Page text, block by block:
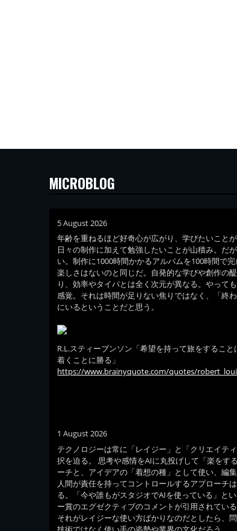
MICROBLOG
5 August 2026
年齢を重ねるほど好奇心が広がり、学びたいことが
日々の制作に加えて勉強したいことが山積み。だ
い。制作に1000時間かかるアルバムを100時間で
楽しさはないのと同じだ。自発的な学びや創作の
り、効率やタイパとは全く次元が異なる。やって
感覚。それは時間が足りない焦りではなく、「終
にいるということだと思う。
R.L.スティーブンソン「希望を持って旅をすること
着くことに勝る」
https://www.brainyquote.com/quotes/
1 August 2026
テクノロジーは常に「レイジー」と「クリエイテ
択を迫る。 思考や感情をAIに丸投げして「楽をす
ーチと、アイデアの「着想の種」として使い、編
人間が責任を持ってコントロールするアプローチ
る。「今や誰もがスタジオでAIを使っている」とい
ー賞のエグゼクティブのコメントが引用されてい
それがレイジーな使い方ばかりなのだとしたら、